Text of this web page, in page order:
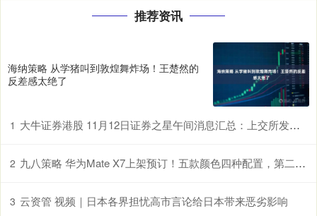
推荐资讯
海纳策略 从学猪叫到敦煌舞炸场！王楚然的
反差感太绝了
1 大牛证券港股 11月12日证券之星午间消息汇总：上交所发声！优化发行上市、再融资、并购重组等关键制度
2 九八策略 华为Mate X7上架预订！五款颜色四种配置，第二代红枫影像
3 云资管 视频｜日本各界担忧高市言论给日本带来恶劣影响